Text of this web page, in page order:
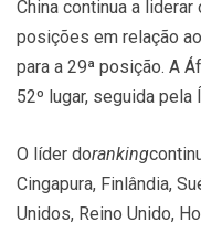
China continua a
posições em relação
para a 29ª posição. A
52º lugar, seguida pela
O líder doranking
Cingapura, Finlândia,
Unidos, Reino Unido,